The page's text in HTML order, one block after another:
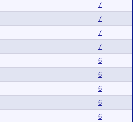
7
7
7
7
6
6
6
6
6